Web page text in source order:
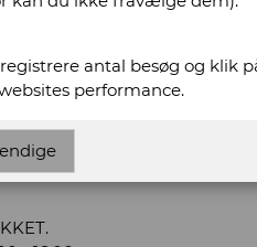
antal besøg og klik
performance.